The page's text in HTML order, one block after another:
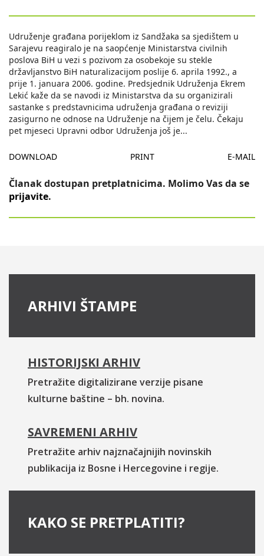
Udruženje građana porijeklom iz Sandžaka sa sjedištem u
Sarajevu reagiralo je na saopćenje Ministarstva civilnih
poslova BiH u vezi s pozivom za osobekoje su stekle
državljanstvo BiH naturalizacijom poslije 6. aprila 1992., a
prije 1. januara 2006. godine. Predsjednik Udruženja Ekrem
Lekić kaže da se navodi iz Ministarstva da su organizirali
sastanke s predstavnicima udruženja građana o reviziji
zasigurno ne odnose na Udruženje na čijem je čelu. Čekaju
pet mjeseci Upravni odbor Udruženja još je...
DOWNLOAD PRINT E-MAIL
Članak dostupan pretplatnicima. Molimo Vas da se
prijavite.
ARHIVI ŠTAMPE
HISTORIJSKI ARHIV
Pretražite digitalizirane verzije pisane
kulturne baštine – bh. novina.
SAVREMENI ARHIV
Pretražite arhiv najznačajnijih novinskih
publikacija iz Bosne i Hercegovine i regije.
KAKO SE PRETPLATITI?